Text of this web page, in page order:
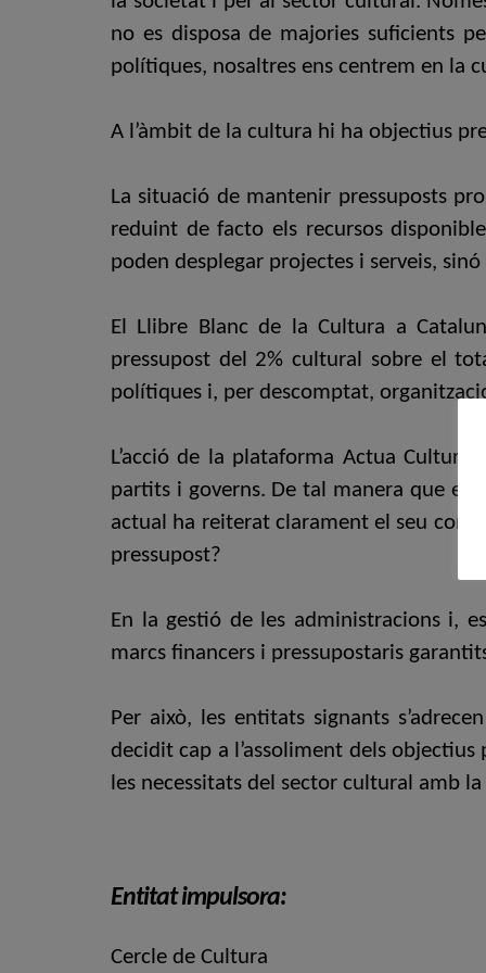
no es disposa de majories suficients
polítiques, nosaltres ens centrem en la
A l’àmbit de la cultura hi ha objectius
La situació de mantenir pressuposts
reduint de facto els recursos
poden desplegar projectes i serveis,
El Llibre Blanc de la Cultura a
pressupost del 2% cultural sobre el
polítiques i, per descomptat,
L’acció de la plataforma Actua
partits i governs. De tal manera que el
actual ha reiterat clarament el seu
pressupost?
En la gestió de les administracions i,
marcs financers i pressupostaris
Per això, les entitats signants
decidit cap a l’assoliment dels
les necessitats del sector cultural amb
Entitat impulsora:
Cercle de Cultura